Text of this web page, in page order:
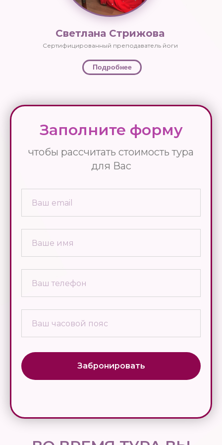
Сертифицированный преподаватель йоги
Светлана Стрижова
Подробнее
Заполните форму
чтобы рассчитать стоимость тура
для Вас
Забронировать